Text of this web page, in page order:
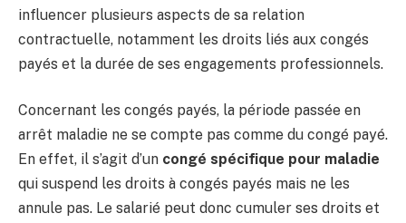
influencer plusieurs aspects de sa relation
contractuelle, notamment les droits liés aux congés
payés et la durée de ses engagements professionnels.
Concernant les congés payés, la période passée en
arrêt maladie ne se compte pas comme du congé payé.
En effet, il s’agit d’un congé spécifique pour maladie
qui suspend les droits à congés payés mais ne les
annule pas. Le salarié peut donc cumuler ses droits et